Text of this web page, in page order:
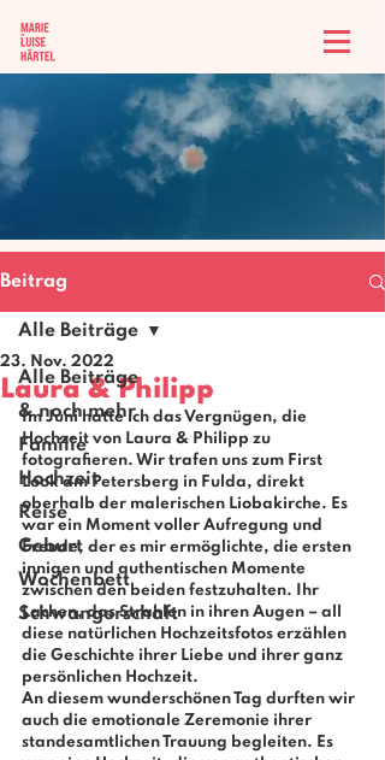
Beitrag
Alle Beiträge
& noch mehr
Familie
Hochzeit
Reise
Geburt
Wochenbett
Schwangerschaft
Alle Beiträge
Laura & Philipp
23. Nov. 2022
Im Juni hatte ich das Vergnügen, die
Hochzeit von Laura & Philipp zu
fotografieren. Wir trafen uns zum First
Look am Petersberg in Fulda, direkt
oberhalb der malerischen Liobakirche. Es
war ein Moment voller Aufregung und
Freude, der es mir ermöglichte, die ersten
innigen und authentischen Momente
zwischen den beiden festzuhalten. Ihr
Lachen, das Strahlen in ihren Augen – all
diese natürlichen Hochzeitsfotos erzählen
die Geschichte ihrer Liebe und ihrer ganz
persönlichen Hochzeit.
An diesem wunderschönen Tag durften wir
auch die emotionale Zeremonie ihrer
standesamtlichen Trauung begleiten. Es